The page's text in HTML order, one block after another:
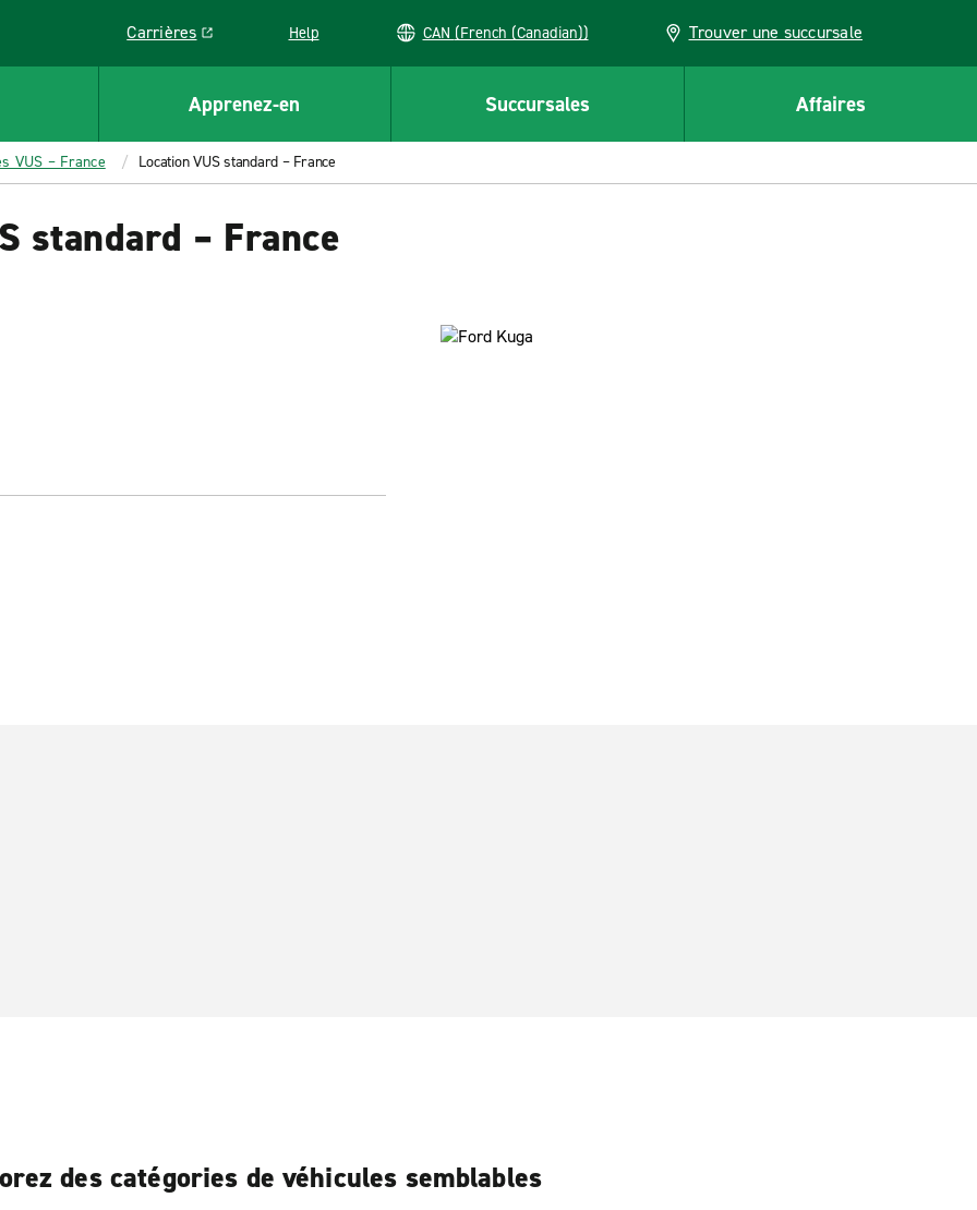
Carrières
Link opens in a new window
Help CAN (French (Canadian)) Trouver une succursale
Apprenez-en Succursales Affaires
VUS – France Location VUS standard – France
standard – France
des catégories de véhicules semblables